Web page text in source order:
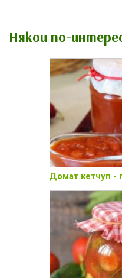
Някои по-
Домат кетчуп -